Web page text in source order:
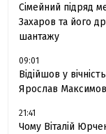
Сімейний підряд
Захаров та його
шантажу
09:01
Відійшов у
Ярослав
21:41
Чому Віталій